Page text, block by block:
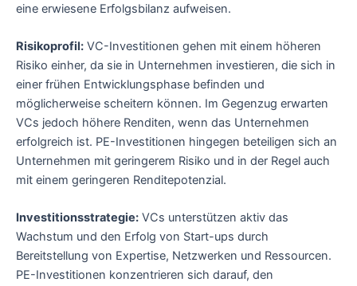
eine erwiesene Erfolgsbilanz aufweisen.
Risikoprofil: VC-Investitionen gehen mit einem höheren
Risiko einher, da sie in Unternehmen investieren, die sich in
einer frühen Entwicklungsphase befinden und
möglicherweise scheitern können. Im Gegenzug erwarten
VCs jedoch höhere Renditen, wenn das Unternehmen
erfolgreich ist. PE-Investitionen hingegen beteiligen sich an
Unternehmen mit geringerem Risiko und in der Regel auch
mit einem geringeren Renditepotenzial.
Investitionsstrategie: VCs unterstützen aktiv das
Wachstum und den Erfolg von Start-ups durch
Bereitstellung von Expertise, Netzwerken und Ressourcen.
PE-Investitionen konzentrieren sich darauf, den